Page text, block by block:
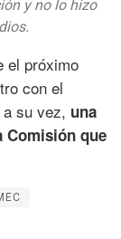
y no lo hizo
el próximo
con el
su vez, una
Comisión que